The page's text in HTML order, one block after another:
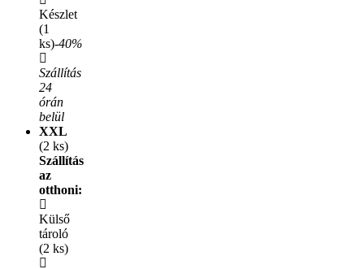
Készlet
(1
ks)-40%
Szállítás
24
órán
belül
XXL
(2 ks)
Szállítás
az
otthoni:
Külső
tároló
(2 ks)